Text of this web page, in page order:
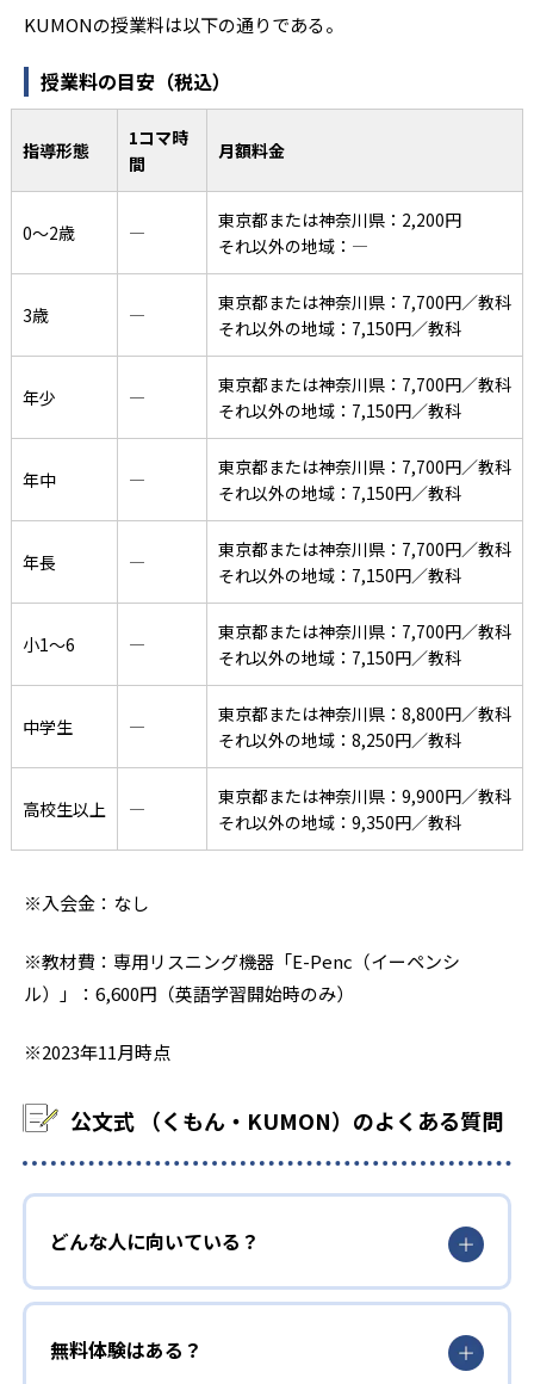
KUMONの授業料は以下の通りである。
授業料の目安（税込）
指導形態
1コマ時
間
月額料金
0〜2歳 ―
東京都または神奈川県：2,200円
それ以外の地域：―
3歳 ―
東京都または神奈川県：7,700円／教科
それ以外の地域：7,150円／教科
年少 ―
東京都または神奈川県：7,700円／教科
それ以外の地域：7,150円／教科
年中 ―
東京都または神奈川県：7,700円／教科
それ以外の地域：7,150円／教科
年長 ―
東京都または神奈川県：7,700円／教科
それ以外の地域：7,150円／教科
小1〜6 ―
東京都または神奈川県：7,700円／教科
それ以外の地域：7,150円／教科
中学生 ―
東京都または神奈川県：8,800円／教科
それ以外の地域：8,250円／教科
高校生以上 ―
東京都または神奈川県：9,900円／教科
それ以外の地域：9,350円／教科
※入会金：なし
※教材費：専用リスニング機器「E-Penc（イーペンシ
ル）」：6,600円（英語学習開始時のみ）
※2023年11月時点
公文式 （くもん・KUMON）のよくある質問
どんな人に向いている？
無料体験はある？